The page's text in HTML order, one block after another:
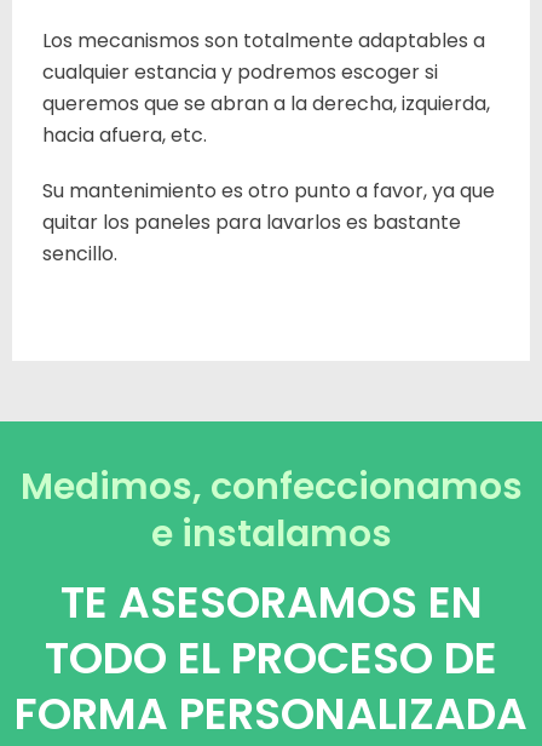
Los mecanismos son totalmente adaptables a
cualquier estancia y podremos escoger si
queremos que se abran a la derecha, izquierda,
hacia afuera, etc.
Su mantenimiento es otro punto a favor, ya que
quitar los paneles para lavarlos es bastante
sencillo.
Medimos, confeccionamos
e instalamos
TE ASESORAMOS EN
TODO EL PROCESO DE
FORMA PERSONALIZADA